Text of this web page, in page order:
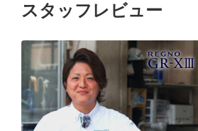
スタッフレビュー